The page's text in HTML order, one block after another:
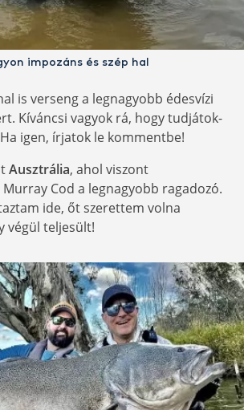
impozáns és szép hal
is verseng a legnagyobb édesvízi
Kíváncsi vagyok rá, hogy tudjátok-
Ha igen, írjatok le kommentbe!
Ausztrália, ahol viszont
Cod a legnagyobb ragadozó.
ide, őt szerettem volna
végül teljesült!